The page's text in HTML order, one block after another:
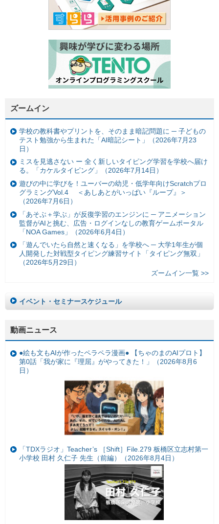
ズームイン
学校の教科書やプリントを、そのまま暗記問題に ─ 子どもの
テスト勉強から生まれた「AI暗記シート」（2026年7月23
日）
ミスを見逃さない ー 全く新しいタイピング学習を学校へ届け
る。「カケルタイピング」（2026年7月14日）
遊びの中に学びを！ユーバーの幼児・低学年向けScratchプロ
グラミングVol.4 ＜あしあとがいっぱい『ループ』＞
（2026年7月6日）
「あそぶ＋学ぶ」が反復学習のエンジンに ─ アニメーション
監督がAIと挑む、広告・ログインなしの教育ゲームポータル
「NOA Games」（2026年6月4日）
「遊んでいたら自然と速くなる」を学校へ ─ 大学1年生が個
人開発した対戦型タイピング練習サイト「タイピング無双」
（2026年5月29日）
ズームイン一覧 >>
イベント・セミナースケジュール
動画ニュース
●絵も文もAIが作ったペラペラ漫画● 【ちゃのまのAIプロト】
第0話「我が家に『理屈』がやってきた！」（2026年8月6
日）
「TDXラジオ」Teacher’s ［Shift］File.279 板橋区立志村第一
小学校 田村 久仁子 先生（前編）（2026年8月4日）